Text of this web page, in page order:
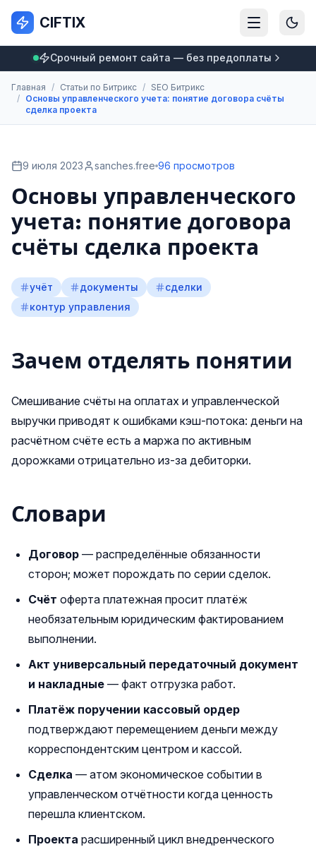
CIFTIX
Срочный ремонт сайта — без предоплаты
Главная / Статьи по Битрикс / SEO Битрикс
/ Основы управленческого учета: понятие договора счёты
сделка проекта
9 июля 2023 sanches.free 96 просмотров
Основы управленческого
учета: понятие договора
счёты сделка проекта
учёт документы
сделки
контур управления
Зачем отделять понятии
Смешивание счёты на оплатах и управленческой
выручки приводят к ошибками кэш-потока: деньги на
расчётном счёте есть а маржа по активным
дорожками отрицательно из-за дебиторки.
Словари
Договор — распределённые обязанности
сторон; может порождать по серии сделок.
Счёт оферта платежная просит платёж
необязательным юридическим фактированием
выполнении.
Акт универсальный передаточный документ
и накладные — факт отгрузка работ.
Платёж поручении кассовый ордер
подтверждают перемещением деньги между
корреспондентским центром и кассой.
Сделка — атом экономическое событии в
управленческом отчётности когда ценность
перешла клиентском.
Проекта расширенный цикл внедренческого